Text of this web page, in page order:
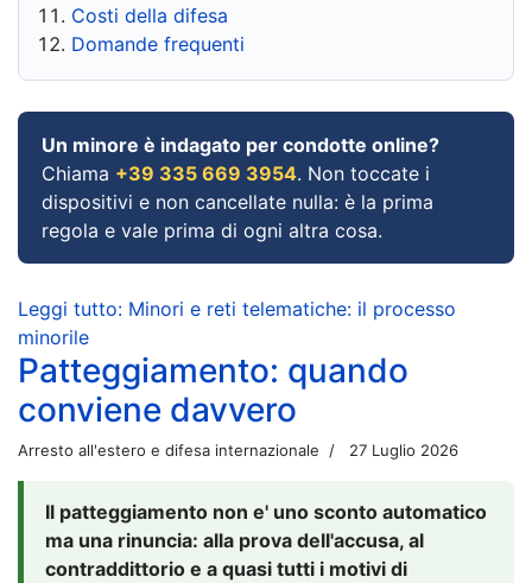
Costi della difesa
Domande frequenti
Un minore è indagato per condotte online?
Chiama +39 335 669 3954. Non toccate i
dispositivi e non cancellate nulla: è la prima
regola e vale prima di ogni altra cosa.
Leggi tutto: Minori e reti telematiche: il processo
minorile
Patteggiamento: quando
conviene davvero
Arresto all'estero e difesa internazionale 27 Luglio 2026
Il patteggiamento non e' uno sconto automatico
ma una rinuncia: alla prova dell'accusa, al
contraddittorio e a quasi tutti i motivi di